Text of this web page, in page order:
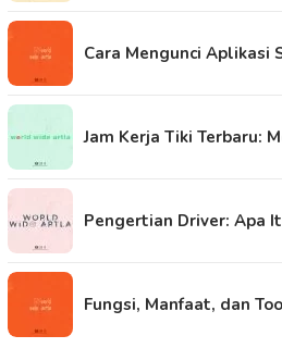
Cara Mengunci Aplikasi
Jam Kerja Tiki Terbaru:
Pengertian Driver: Apa
Fungsi, Manfaat, dan